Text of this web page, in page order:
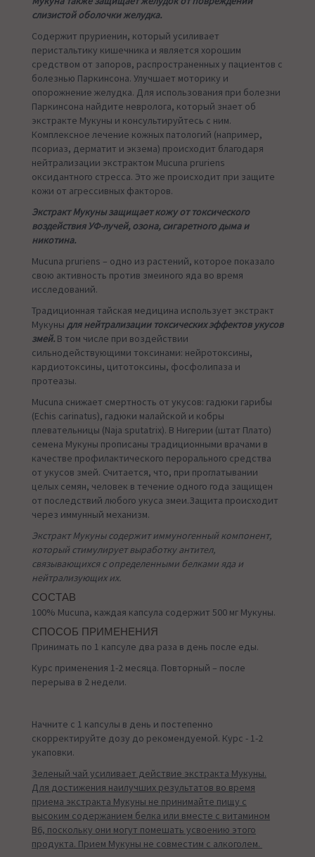
слизистой оболочки желудка.
Содержит пруриенин, который усиливает
перистальтику кишечника и является хорошим
средством от запоров, распространенных у пациентов с
болезнью Паркинсона. Улучшает моторику и
опорожнение желудка. Для использования при болезни
Паркинсона найдите невролога, который знает об
экстракте Мукуны и консультируйтесь с ним.
Комплексное лечение кожных патологий (например,
псориаз, дерматит и экзема) происходит благодаря
нейтрализации экстрактом Mucuna pruriens
оксидантного стресса. Это же происходит при защите
кожи от агрессивных факторов.
Экстракт Мукуны защищает кожу от токсического
воздействия УФ-лучей, озона, сигаретного дыма и
никотина.
Mucuna pruriens – одно из растений, которое показало
свою активность против змеиного яда во время
исследований.
Традиционная тайская медицина использует экстракт
Мукуны для нейтрализации токсических эффектов укусов
змей. В том числе при воздействии
сильнодействующими токсинами: нейротоксины,
кардиотоксины, цитотоксины, фосфолипаза и
протеазы.
Mucuna снижает смертность от укусов: гадюки гарибы
(Echis carinatus), гадюки малайской и кобры
плевательницы (Naja sputatrix). В Нигерии (штат Плато)
семена Мукуны прописаны традиционными врачами в
качестве профилактического перорального средства
от укусов змей. Считается, что, при проглатывании
целых семян, человек в течение одного года защищен
от последствий любого укуса змеи.Защита происходит
через иммунный механизм.
Экстракт Мукуны содержит иммуногенный компонент,
который стимулирует выработку антител,
связывающихся с определенными белками яда и
нейтрализующих их.
СОСТАВ
100% Mucuna, каждая капсула содержит 500 мг Мукуны.
СПОСОБ ПРИМЕНЕНИЯ
Принимать по 1 капсуле два раза в день после еды.
Курс применения 1-2 месяца. Повторный – после
перерыва в 2 недели.
Начните с 1 капсулы в день и постепенно
скорректируйте дозу до рекомендуемой. Курс - 1-2
укаповки.
Зеленый чай усиливает действие экстракта Мукуны.
Для достижения наилучших результатов во время
приема экстракта Мукуны не принимайте пищу с
высоким содержанием белка или вместе с витамином
B6, поскольку они могут помешать усвоению этого
продукта. Прием Мукуны не совместим с алкоголем.